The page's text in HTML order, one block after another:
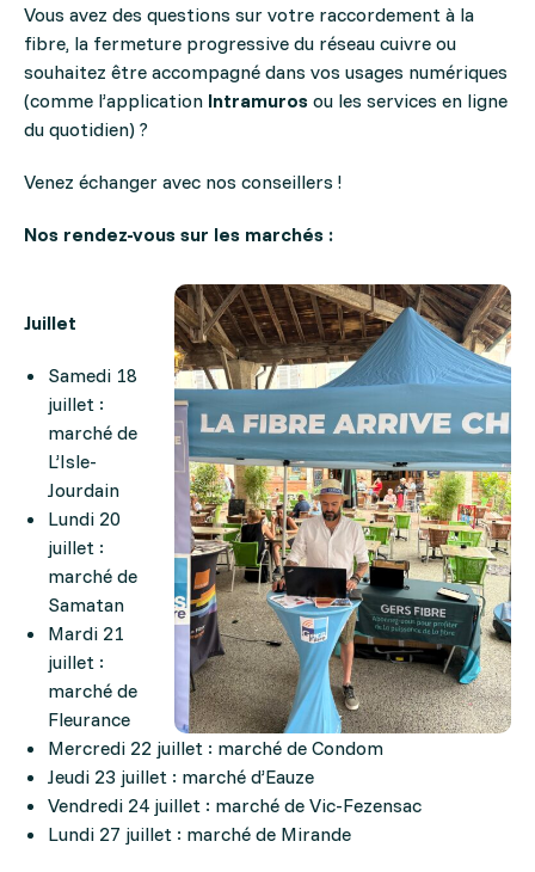
Vous avez des questions sur votre raccordement à la
fibre, la fermeture progressive du réseau cuivre ou
souhaitez être accompagné dans vos usages numériques
(comme l’application Intramuros ou les services en ligne
du quotidien) ?
Venez échanger avec nos conseillers !
Nos rendez-vous sur les marchés :
Juillet
Samedi 18
juillet :
marché de
L’Isle-
Jourdain
Lundi 20
juillet :
marché de
Samatan
Mardi 21
juillet :
marché de
Fleurance
Mercredi 22 juillet : marché de Condom
Jeudi 23 juillet : marché d’Eauze
Vendredi 24 juillet : marché de Vic-Fezensac
Lundi 27 juillet : marché de Mirande